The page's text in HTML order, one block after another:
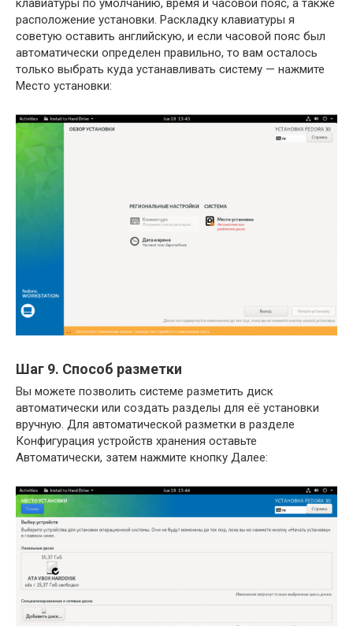
клавиатуры по умолчанию, время и часовой пояс, а также
расположение установки. Раскладку клавиатуры я
советую оставить английскую, и если часовой пояс был
автоматически определен правильно, то вам осталось
только выбрать куда устанавливать систему — нажмите
Место установки:
Шаг 9. Способ разметки
Вы можете позволить системе разметить диск
автоматически или создать разделы для её установки
вручную. Для автоматической разметки в разделе
Конфигурация устройств хранения оставьте
Автоматически, затем нажмите кнопку Далее: